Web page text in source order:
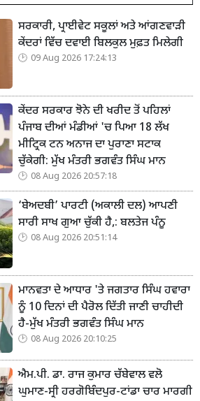
ਸਰਕਾਰੀ, ਪ੍ਰਾਈਵੇਟ ਸਕੂਲਾਂ ਅਤੇ ਆਂਗਣਵਾੜੀ
ਕੇਂਦਰਾਂ ਵਿੱਚ ਦਵਾਈ ਬਿਲਕੁਲ ਮੁਫ਼ਤ ਮਿਲੇਗੀ
09 Aug 2026 17:24:13
ਕੇਂਦਰ ਸਰਕਾਰ ਝੋਨੇ ਦੀ ਖਰੀਦ ਤੋਂ ਪਹਿਲਾਂ
ਪੰਜਾਬ ਦੀਆਂ ਮੰਡੀਆਂ 'ਚ ਪਿਆ 18 ਲੱਖ
ਮੀਟ੍ਰਿਕ ਟਨ ਅਨਾਜ ਦਾ ਪੁਰਾਣਾ ਸਟਾਕ
ਚੁੱਕੇਗੀ: ਮੁੱਖ ਮੰਤਰੀ ਭਗਵੰਤ ਸਿੰਘ ਮਾਨ
08 Aug 2026 20:57:18
‘ਬੇਅਦਬੀ’ ਪਾਰਟੀ (ਅਕਾਲੀ ਦਲ) ਆਪਣੀ
ਸਾਰੀ ਸਾਖ ਗੁਆ ਚੁੱਕੀ ਹੈ,: ਬਲਤੇਜ ਪੰਨੂ
08 Aug 2026 20:51:14
ਮਾਨਵਤਾ ਦੇ ਆਧਾਰ 'ਤੇ ਜਗਤਾਰ ਸਿੰਘ ਹਵਾਰਾ
ਨੂੰ 10 ਦਿਨਾਂ ਦੀ ਪੈਰੋਲ ਦਿੱਤੀ ਜਾਣੀ ਚਾਹੀਦੀ
ਹੈ-ਮੁੱਖ ਮੰਤਰੀ ਭਗਵੰਤ ਸਿੰਘ ਮਾਨ
08 Aug 2026 20:10:25
ਐਮ.ਪੀ. ਡਾ. ਰਾਜ ਕੁਮਾਰ ਚੱਬੇਵਾਲ ਵਲੋ
ਘੁਮਾਣ-ਸ੍ਰੀ ਹਰਗੋਬਿੰਦਪੁਰ-ਟਾਂਡਾ ਚਾਰ ਮਾਰਗੀ